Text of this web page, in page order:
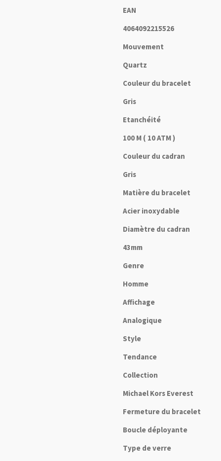
EAN
4064092215526
Mouvement
Quartz
Couleur du bracelet
Gris
Etanchéité
100 M ( 10 ATM )
Couleur du cadran
Gris
Matière du bracelet
Acier inoxydable
Diamètre du cadran
43mm
Genre
Homme
Affichage
Analogique
Style
Tendance
Collection
Michael Kors Everest
Fermeture du bracelet
Boucle déployante
Type de verre